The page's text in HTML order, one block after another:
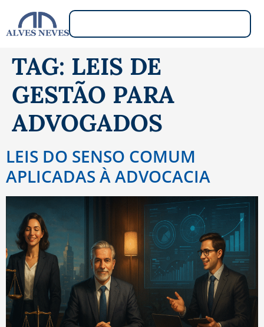
TAG: LEIS DE
GESTÃO PARA
ADVOGADOS
LEIS DO SENSO COMUM
APLICADAS À ADVOCACIA